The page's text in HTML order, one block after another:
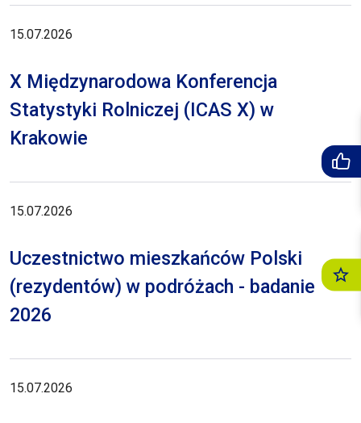
15.07.2026
X Międzynarodowa Konferencja
Statystyki Rolniczej (ICAS X) w
Krakowie
15.07.2026
Uczestnictwo mieszkańców Polski
(rezydentów) w podróżach - badanie
2026
15.07.2026